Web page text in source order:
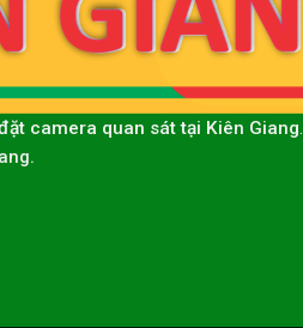
camera quan sát tại Kiên Giang.
.